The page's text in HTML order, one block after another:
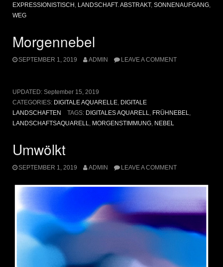
EXPRESSIONISTISCH LANDSCHAFT. ABSTRAKT, SONNENAUFGANG
WEG
Morgennebel
SEPTEMBER 1, 2019 ADMIN LEAVE A COMMENT
UPDATED: September 15, 2019
CATEGORIES: DIGITALE AQUARELLE, DIGITALE
LANDSCHAFTEN
TAGS: DIGITALES AQUARELL, FRÜHNEBEL,
LANDSCHAFTSAQUARELL, MORGENSTIMMUNG, NEBEL
Umwölkt
SEPTEMBER 1, 2019 ADMIN LEAVE A COMMENT